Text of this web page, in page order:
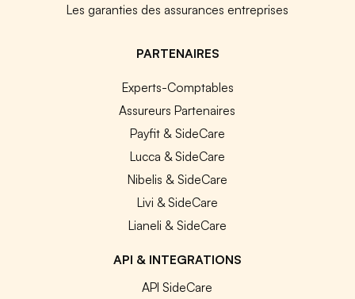
Les garanties des assurances entreprises
PARTENAIRES
Experts-Comptables
Assureurs Partenaires
Payfit & SideCare
Lucca & SideCare
Nibelis & SideCare
Livi & SideCare
Lianeli & SideCare
API & INTEGRATIONS
API SideCare